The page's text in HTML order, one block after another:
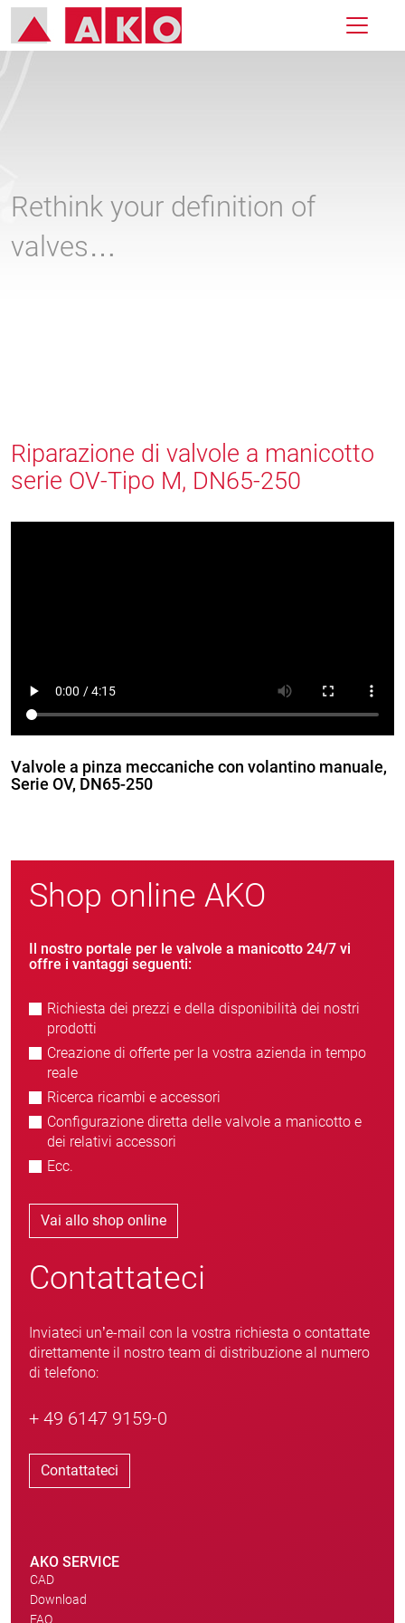
Rethink your definition of
valves…
Riparazione di valvole a manicotto
serie OV-Tipo M, DN65-250
Valvole a pinza meccaniche con volantino manuale,
Serie OV, DN65-250
Shop online AKO
Il nostro portale per le valvole a manicotto 24/7 vi
offre i vantaggi seguenti:
Richiesta dei prezzi e della disponibilità dei nostri
prodotti
Creazione di offerte per la vostra azienda in tempo
reale
Ricerca ricambi e accessori
Configurazione diretta delle valvole a manicotto e
dei relativi accessori
Ecc.
Vai allo shop online
Contattateci
Inviateci un’e-mail con la vostra richiesta o contattate
direttamente il nostro team di distribuzione al numero
di telefono:
+ 49 6147 9159-0
Contattateci
AKO SERVICE
CAD
Download
FAQ